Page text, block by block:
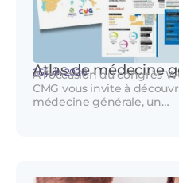
Atlas de médecine
26 juin 2026
A l’occasion du congrès
CMG vous invite à
médecine générale, un…